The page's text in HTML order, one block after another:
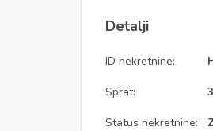
Detalji
ID nekretnine:
Sprat: 3
Status nekretnine: